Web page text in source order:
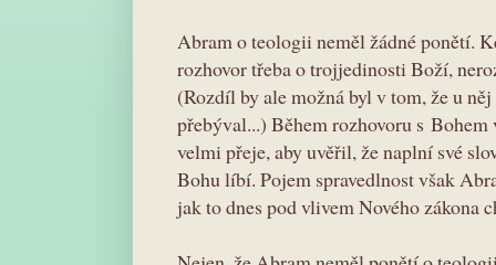
Abram o teologii neměl žádné ponětí.
rozhovor třeba o trojjedinosti Boží,
(Rozdíl by ale možná byl v tom, že u
přebýval...) Během rozhovoru s
velmi přeje, aby uvěřil, že naplní své
Bohu líbí. Pojem spravedlnost však
jak to dnes pod vlivem Nového zákona